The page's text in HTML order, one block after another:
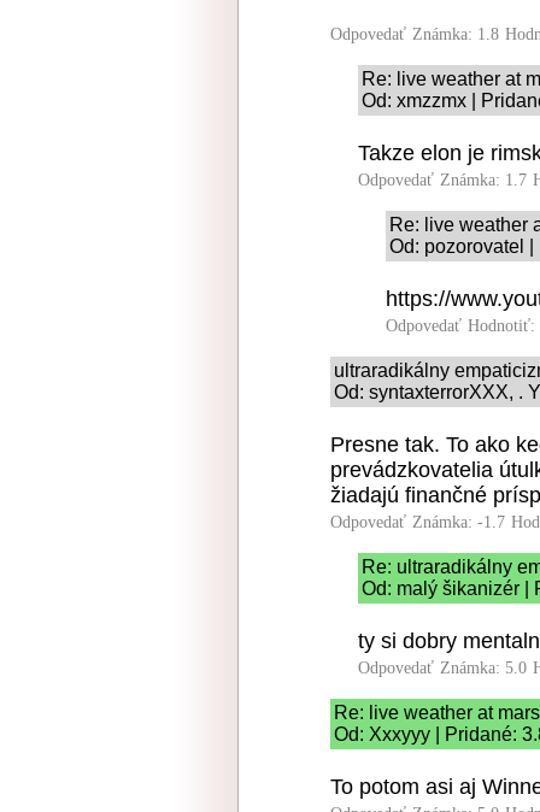
Odpovedať Známka: 1.8
Re: live weather at
Od: xmzzmx |
Takze elon je
Odpovedať Známka: 1.7
Re: live weather
Od: pozorovatel
https://
Odpovedať Hodnotiť:
ultraradikálny
Od: syntaxterrorXXX, .
Presne tak. To ako
prevádzkovatelia
žiadajú finančné
Odpovedať Známka: -1.7
Re: ultraradikálny
Od: malý šikanizér |
ty si dobry
Odpovedať Známka: 5.0
Re: live weather at mars
Od: Xxxyyy | Pridané:
To potom asi aj